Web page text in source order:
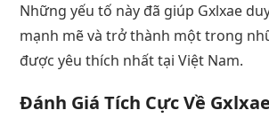
Những yếu tố này đã giúp Gxlxae
mạnh mẽ và trở thành một trong
được yêu thích nhất tại Việt Nam.
Đánh Giá Tích Cực Về Gxlxae